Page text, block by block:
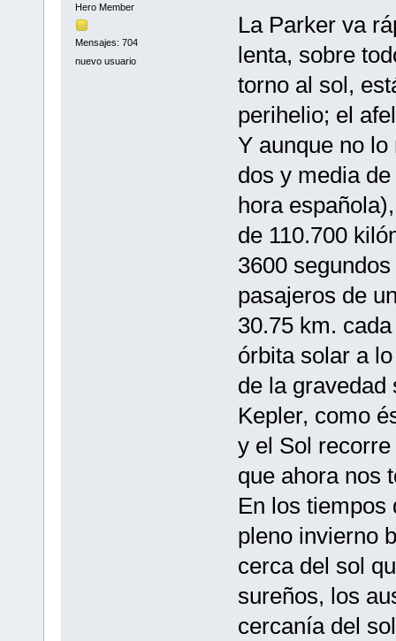
Hero Member
Mensajes: 704
nuevo usuario
La Parker va
lenta, sobre
torno al sol,
perihelio; el
Y aunque no
dos y media
hora
de 110.700
3600
pasajeros de
30.75 km.
órbita solar a
de la gravedad
Kepler, como
y el Sol
que ahora nos
En los tiempos
pleno invierno
cerca del sol
sureños, los
cercanía del